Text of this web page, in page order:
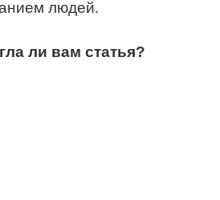
людей.
ли вам статья?